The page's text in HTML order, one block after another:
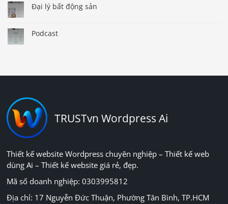
Đại lý bất động sản
Podcast
TRUSTvn Wordpress Ai
Thiết kế website Wordpress chuyên nghiệp – Thiết kế web
dùng Ai – Thiết kế website giá rẻ, đẹp.
Mã số doanh nghiệp: 0303995812
Địa chỉ: 17 Nguyễn Đức Thuận, Phường Tân Bình, TP.HCM